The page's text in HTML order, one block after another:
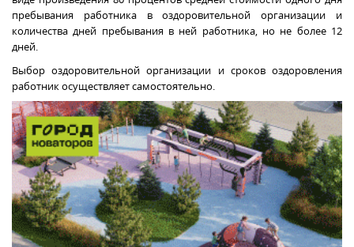
пребывания работника в оздоровительной организации и
количества дней пребывания в ней работника, но не более 12
дней.
Выбор оздоровительной организации и сроков оздоровления
работник осуществляет самостоятельно.